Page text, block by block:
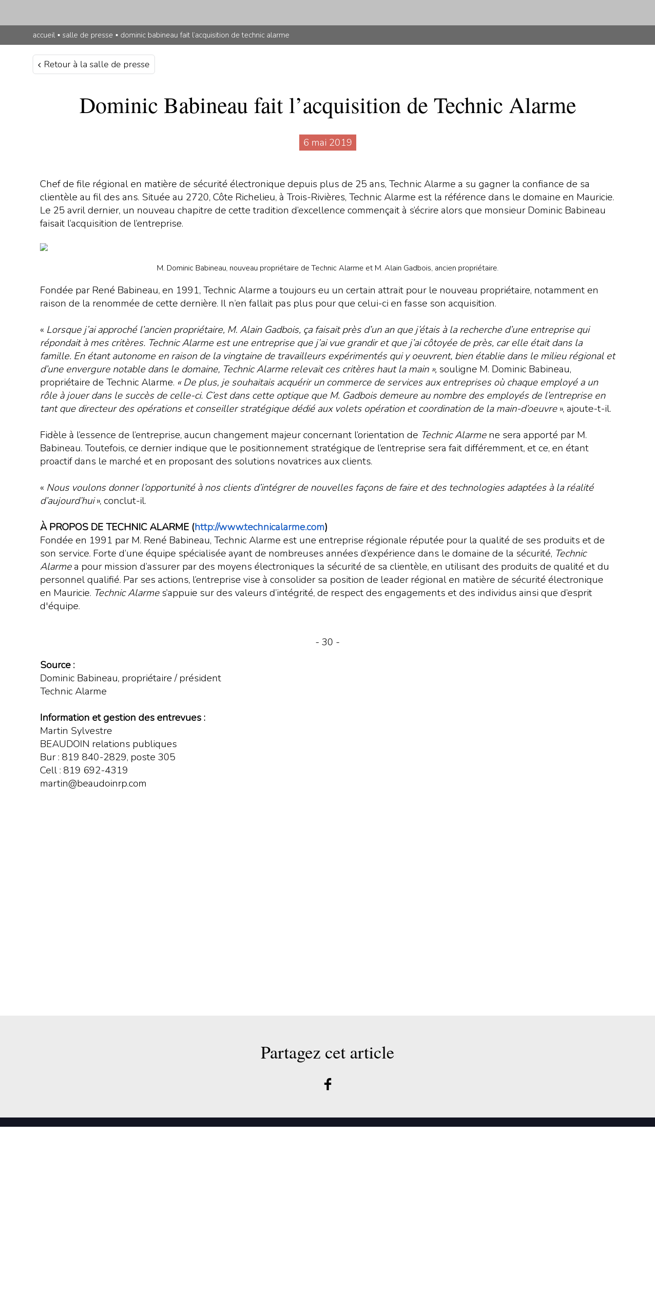
accueil ▪ salle de presse ▪ dominic babineau fait l’acquisition de technic alarme
Retour à la salle de presse
Dominic Babineau fait l’acquisition de Technic Alarme
6 mai 2019
Chef de file régional en matière de sécurité électronique depuis plus de 25 ans, Technic Alarme a su gagner la confiance de sa
clientèle au fil des ans. Située au 2720, Côte Richelieu, à Trois-Rivières, Technic Alarme est la référence dans le domaine en Mauricie.
Le 25 avril dernier, un nouveau chapitre de cette tradition d’excellence commençait à s’écrire alors que monsieur Dominic Babineau
faisait l’acquisition de l’entreprise.
M. Dominic Babineau, nouveau propriétaire de Technic Alarme et M. Alain Gadbois, ancien propriétaire.
Fondée par René Babineau, en 1991, Technic Alarme a toujours eu un certain attrait pour le nouveau propriétaire, notamment en
raison de la renommée de cette dernière. Il n’en fallait pas plus pour que celui-ci en fasse son acquisition.
« Lorsque j’ai approché l’ancien propriétaire, M. Alain Gadbois, ça faisait près d’un an que j’étais à la recherche d’une entreprise qui
répondait à mes critères. Technic Alarme est une entreprise que j’ai vue grandir et que j’ai côtoyée de près, car elle était dans la
famille. En étant autonome en raison de la vingtaine de travailleurs expérimentés qui y oeuvrent, bien établie dans le milieu régional et
d’une envergure notable dans le domaine, Technic Alarme relevait ces critères haut la main », souligne M. Dominic Babineau,
propriétaire de Technic Alarme. « De plus, je souhaitais acquérir un commerce de services aux entreprises où chaque employé a un
rôle à jouer dans le succès de celle-ci. C’est dans cette optique que M. Gadbois demeure au nombre des employés de l’entreprise en
tant que directeur des opérations et conseiller stratégique dédié aux volets opération et coordination de la main-d’oeuvre», ajoute-t-il.
Fidèle à l’essence de l’entreprise, aucun changement majeur concernant l’orientation de Technic Alarmene sera apporté par M.
Babineau. Toutefois, ce dernier indique que le positionnement stratégique de l’entreprise sera fait différemment, et ce, en étant
proactif dans le marché et en proposant des solutions novatrices aux clients.
« Nous voulons donner l’opportunité à nos clients d’intégrer de nouvelles façons de faire et des technologies adaptées à la réalité
d’aujourd’hui», conclut-il.
À PROPOS DE TECHNIC ALARME (http://www.technicalarme.com)
Fondée en 1991 par M. René Babineau, Technic Alarme est une entreprise régionale réputée pour la qualité de ses produits et de
son service. Forte d’une équipe spécialisée ayant de nombreuses années d’expérience dans le domaine de la sécurité, Technic
Alarmea pour mission d’assurer par des moyens électroniques la sécurité de sa clientèle, en utilisant des produits de qualité et du
personnel qualifié. Par ses actions, l’entreprise vise à consolider sa position de leader régional en matière de sécurité électronique
en Mauricie. Technic Alarmes’appuie sur des valeurs d’intégrité, de respect des engagements et des individus ainsi que d’esprit
d'équipe.
- 30 -
Source :
Dominic Babineau, propriétaire / président
Technic Alarme
Information et gestion des entrevues :
Martin Sylvestre
BEAUDOIN relations publiques
Bur : 819 840-2829, poste 305
Cell : 819 692-4319
martin@beaudoinrp.com
Partagez cet article